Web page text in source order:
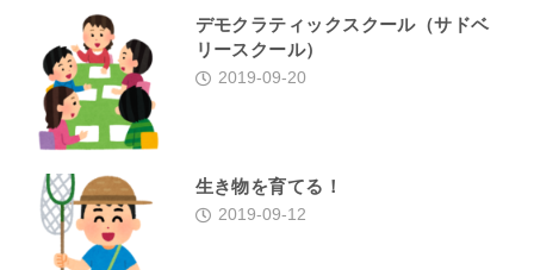
デモクラティックスクール（サドベ
リースクール）
2019-09-20
生き物を育てる！
2019-09-12